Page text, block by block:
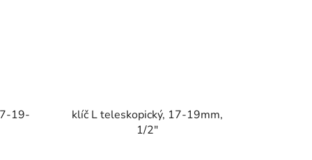
19-
klíč L teleskopický, 17-19mm,
1/2"